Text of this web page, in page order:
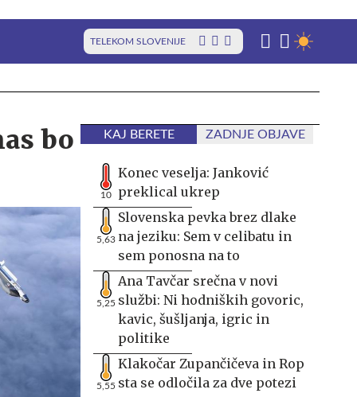
TELEKOM SLOVENIJE
bo
KAJ BERETE ZADNJE OBJAVE
10
Konec veselja: Janković
preklical ukrep
5,63
Slovenska pevka brez dlake
na jeziku: Sem v celibatu in
sem ponosna na to
5,25
Ana Tavčar srečna v novi
službi: Ni hodniških govoric,
kavic, šušljanja, igric in
politike
5,55
Klakočar Zupančičeva in Rop
sta se odločila za dve potezi